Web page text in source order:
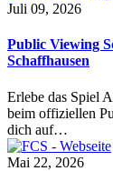
Juli 09, 2026
Public Viewing
Schaffhausen
Erlebe das Spiel
beim offiziellen
dich auf…
Mai 22, 2026